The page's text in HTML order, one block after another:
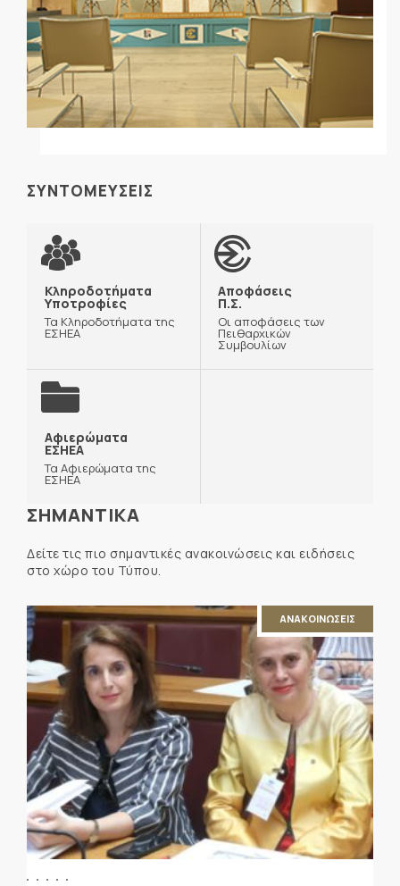
ΣΥΝΤΟΜΕΥΣΕΙΣ
Κληροδοτήματα
Υποτροφίες
Τα Κληροδοτήματα της
ΕΣΗΕΑ
Αποφάσεις
Π.Σ.
Οι αποφάσεις των
Πειθαρχικών
Συμβουλίων
Αφιερώματα
ΕΣΗΕΑ
Τα Αφιερώματα της
ΕΣΗΕΑ
ΣΗΜΑΝΤΙΚΑ
Δείτε τις πιο σημαντικές ανακοινώσεις και ειδήσεις
στο χώρο του Τύπου.
ΑΝΑΚΟΙΝΩΣΕΙΣ